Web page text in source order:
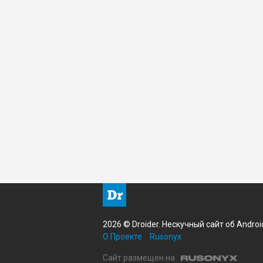
2026 © Droider. Нескучный сайт об
О Проекте
Rusonyx
Сайт размещен на